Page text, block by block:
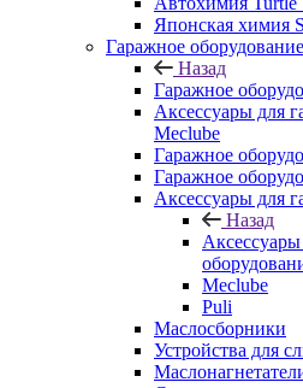
Японская химия
Гаражное оборудование
Назад
Гаражное
Аксессуары для
Meclube
Гаражное
Гаражное
Аксессуары для
Назад
Meclube
Puli
Маслосборники
Устройства для